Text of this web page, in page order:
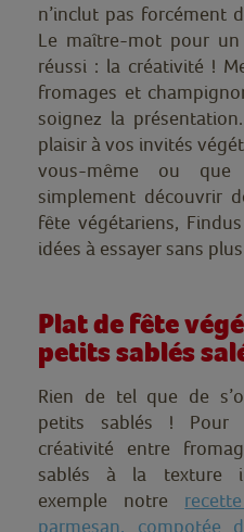
n’inclut pas forcément
Le maître-mot pour
réussi : la créativité !
fromages et
soignez la présentation
plaisir à vos invités
vous-même ou
simplement découvrir
fête végétariens,
idées à essayer sans
Plat de fête
petits sablés
Rien de tel que de
petits sablés ! Pour
créativité entre
sablés à la texture
exemple notre
parmesan, compotée